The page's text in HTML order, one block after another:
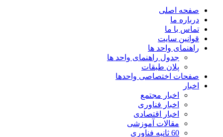
صفحه اصلی
درباره ما
تماس با ما
قوانین سایت
راهنمای واحد ها
جدول راهنمای واحد ها
پلان طبقات
صفحات اختصاصی واحدها
اخبار
اخبار مجتمع
اخبار فناوری
اخبار اقتصادی
مقالات آموزشی
60 ثانیه فناوری